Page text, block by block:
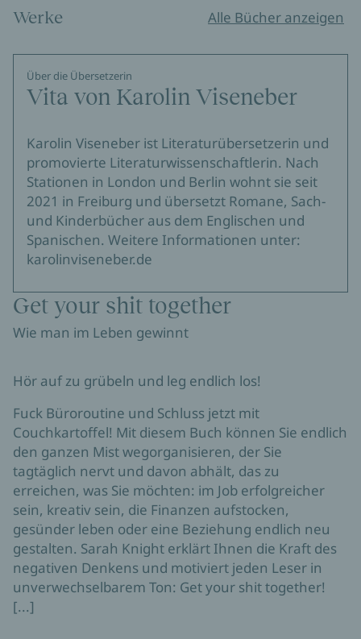
Werke Alle Bücher anzeigen
Über die Übersetzerin
Vita von Karolin Viseneber
Karolin Viseneber ist Literaturübersetzerin und
promovierte Literaturwissenschaftlerin. Nach
Stationen in London und Berlin wohnt sie seit
2021 in Freiburg und übersetzt Romane, Sach-
und Kinderbücher aus dem Englischen und
Spanischen. Weitere Informationen unter:
karolinviseneber.de
Get your shit together
Wie man im Leben gewinnt
Hör auf zu grübeln und leg endlich los!
Fuck Büroroutine und Schluss jetzt mit
Couchkartoffel! Mit diesem Buch können Sie endlich
den ganzen Mist wegorganisieren, der Sie
tagtäglich nervt und davon abhält, das zu
erreichen, was Sie möchten: im Job erfolgreicher
sein, kreativ sein, die Finanzen aufstocken,
gesünder leben oder eine Beziehung endlich neu
gestalten. Sarah Knight erklärt Ihnen die Kraft des
negativen Denkens und motiviert jeden Leser in
unverwechselbarem Ton: Get your shit together!
[...]